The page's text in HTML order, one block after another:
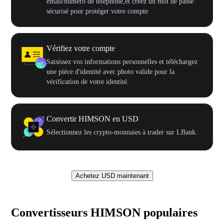
sécurisé pour protéger votre compte
Vérifiez votre compte
Saisissez vos informations personnelles et téléchargez
une pièce d'identité avec photo valide pour la
vérification de votre identité.
Convertir HIMSON en USD
Sélectionnez les crypto-monnaies à trader sur LBank.
Achetez USD maintenant
Convertisseurs HIMSON populaires